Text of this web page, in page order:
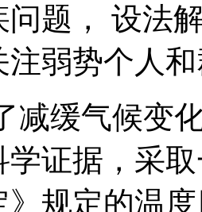
问题， 设法
注弱势个人
减缓气候变
学证据，采
》规定的温